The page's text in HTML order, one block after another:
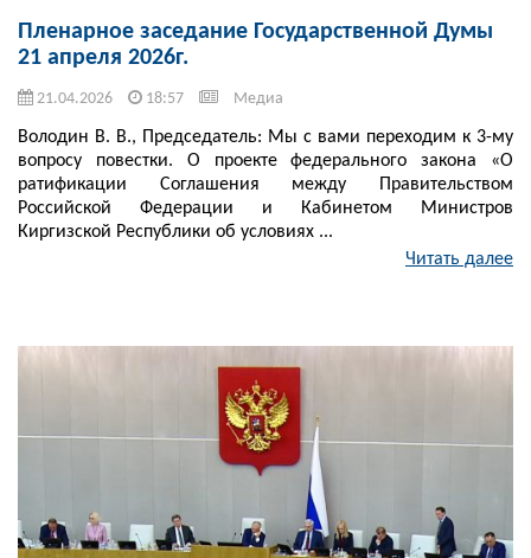
Пленарное заседание Государственной Думы
21 апреля 2026г.
21.04.2026 18:57 Медиа
Володин В. В., Председатель: Мы с вами переходим к 3-му
вопросу повестки. О проекте федерального закона «О
ратификации Соглашения между Правительством
Российской Федерации и Кабинетом Министров
Киргизской Республики об условиях ...
Читать далее